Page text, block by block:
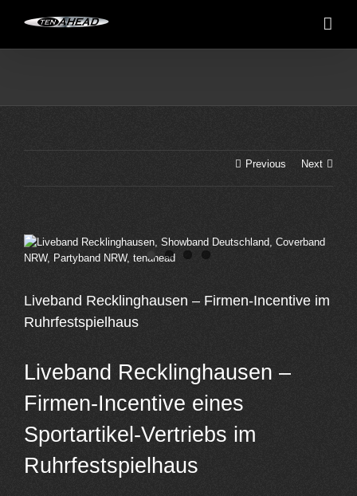
Previous Next
View
Larger
Liveband Recklinghausen – Firmen-Incentive im
Ruhrfestspielhaus
Liveband Recklinghausen –
Firmen-Incentive eines
Sportartikel-Vertriebs im
Ruhrfestspielhaus